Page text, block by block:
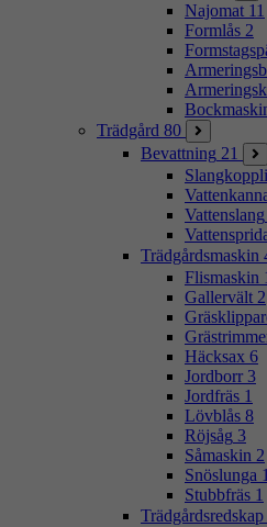
Najomat 11
Formlås 2
Trädgård 80
Bevattning 21
Vattenslang
Trädgårdsmaskin
Flismaskin
Gallervält 2
Häcksax 6
Jordborr 3
Jordfräs 1
Lövblås 8
Röjsåg 3
Såmaskin 2
Snöslunga 1
Stubbfräs 1
Trädgårdsredskap